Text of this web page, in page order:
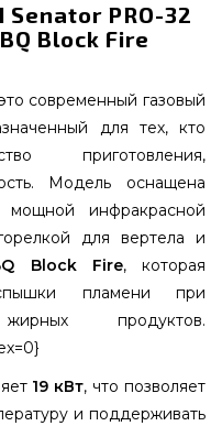
Senator PRO-32
Block Fire
современный газовый
для тех, кто
приготовления,
Модель оснащена
мощной инфракрасной
для вертела и
Block Fire, которая
пламени при
продуктов.
19 кВт, что позволяет
и поддерживать